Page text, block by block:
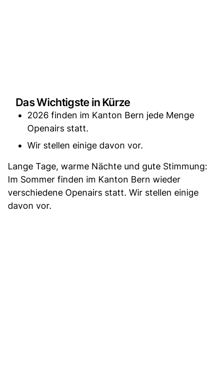
Das Wichtigste in Kürze
2026 finden im Kanton Bern jede Menge
Openairs statt.
Wir stellen einige davon vor.
Lange Tage, warme Nächte und gute Stimmung:
Im Sommer finden im Kanton Bern wieder
verschiedene Openairs statt. Wir stellen einige
davon vor.